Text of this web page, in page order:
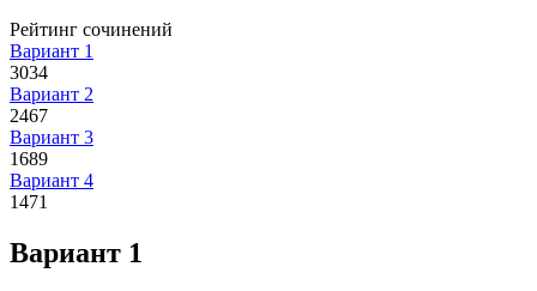
Рейтинг сочинений
Вариант 1
3034
Вариант 2
2467
Вариант 3
1689
Вариант 4
1471
Вариант 1